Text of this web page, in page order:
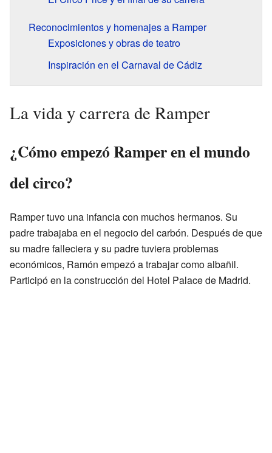
Reconocimientos y homenajes a Ramper
Exposiciones y obras de teatro
Inspiración en el Carnaval de Cádiz
La vida y carrera de Ramper
¿Cómo empezó Ramper en el mundo
del circo?
Ramper tuvo una infancia con muchos hermanos. Su
padre trabajaba en el negocio del carbón. Después de que
su madre falleciera y su padre tuviera problemas
económicos, Ramón empezó a trabajar como albañil.
Participó en la construcción del Hotel Palace de Madrid.